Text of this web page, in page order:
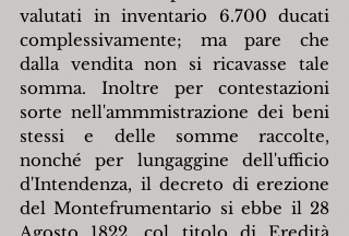
valutati in inventario 6.700 ducati
complessivamente; ma pare che
dalla vendita non si ricavasse tale
somma. Inoltre per contestazioni
sorte nell'ammmistrazione dei beni
stessi e delle somme raccolte,
nonché per lungaggine dell'ufficio
d'Intendenza, il decreto di erezione
del Montefrumentario si ebbe il 28